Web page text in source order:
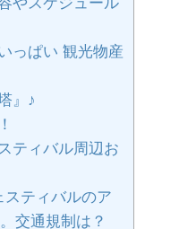
やスケジュール
っぱい 観光物産
』♪
ティバル周辺お
ティバルのア
交通規制は？